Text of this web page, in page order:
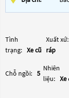
Tình
trạng: Xe cũ
Xuất xứ:
ráp
Chỗ ngồi: 5
Nhiên
liệu: Xe